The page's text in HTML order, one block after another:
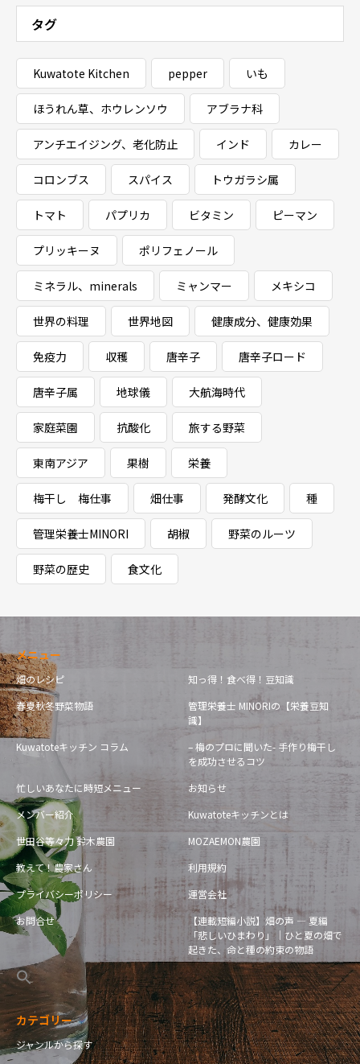
タグ
Kuwatote Kitchen pepper いも
ほうれん草、ホウレンソウ アブラナ科
アンチエイジング、老化防止 インド カレー
コロンブス スパイス トウガラシ属
トマト パプリカ ビタミン ピーマン
プリッキーヌ ポリフェノール
ミネラル、minerals ミャンマー メキシコ
世界の料理 世界地図 健康成分、健康効果
免疫力 収穫 唐辛子 唐辛子ロード
唐辛子属 地球儀 大航海時代
家庭菜園 抗酸化 旅する野菜
東南アジア 果樹 栄養
梅干し 梅仕事 畑仕事 発酵文化 種
管理栄養士MINORI 胡椒 野菜のルーツ
野菜の歴史 食文化
メニュー
畑のレシピ
知っ得！食べ得！豆知識
春夏秋冬野菜物語
管理栄養士 MINORIの【栄養豆知
識】
Kuwatoteキッチン コラム
– 梅のプロに聞いた- 手作り梅干し
を成功させるコツ
忙しいあなたに時短メニュー
お知らせ
メンバー紹介
Kuwatoteキッチンとは
世田谷等々力 鈴木農園
MOZAEMON農園
教えて！農家さん
利用規約
プライバシーポリシー
運営会社
お問合せ
【連載短編小説】畑の声 — 夏編
「悲しいひまわり」｜ひと夏の畑で
起きた、命と種の約束の物語
カテゴリー
ジャンルから探す